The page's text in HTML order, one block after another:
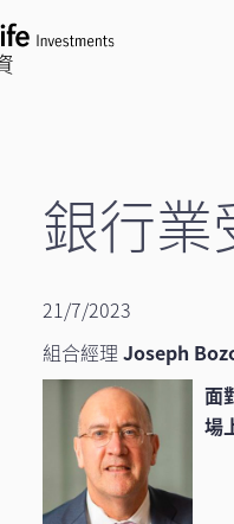
銀行
21/7/2023
組合經理Joseph
面
場